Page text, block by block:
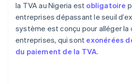
la TVA au Nigeria est obligatoire
entreprises dépassant le seuil
système est conçu pour alléger
entreprises, qui sont exonérées
du paiement de la TVA.